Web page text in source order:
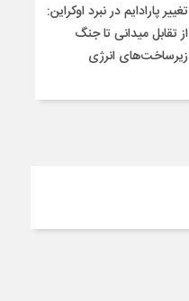
تغییر پارادایم در نبرد اوکراین:
از تقابل میدانی تا جنگ
زیرساخت‌های انرژی